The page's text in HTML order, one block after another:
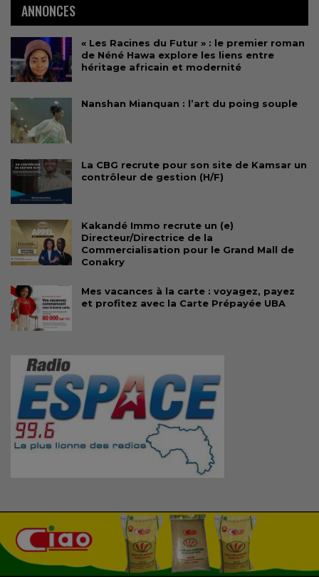
ANNONCES
« Les Racines du Futur » : le premier roman
de Néné Hawa explore les liens entre
héritage africain et modernité
Nanshan Mianquan : l’art du poing souple
La CBG recrute pour son site de Kamsar un
contrôleur de gestion (H/F)
Kakandé Immo recrute un (e)
Directeur/Directrice de la
Commercialisation pour le Grand Mall de
Conakry
Mes vacances à la carte : voyagez, payez
et profitez avec la Carte Prépayée UBA